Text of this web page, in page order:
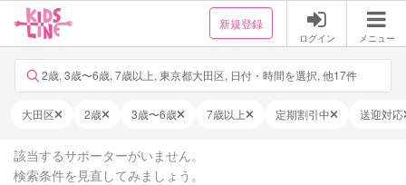
新規登録
ログイン メニュー
2歳, 3歳〜6歳, 7歳以上, 東京都大田区, 日付・時間を選択, 他17件
大田区 2歳 3歳〜6歳 7歳以上 定期割引中 送迎対応
該当するサポーターがいません。
検索条件を見直してみましょう。